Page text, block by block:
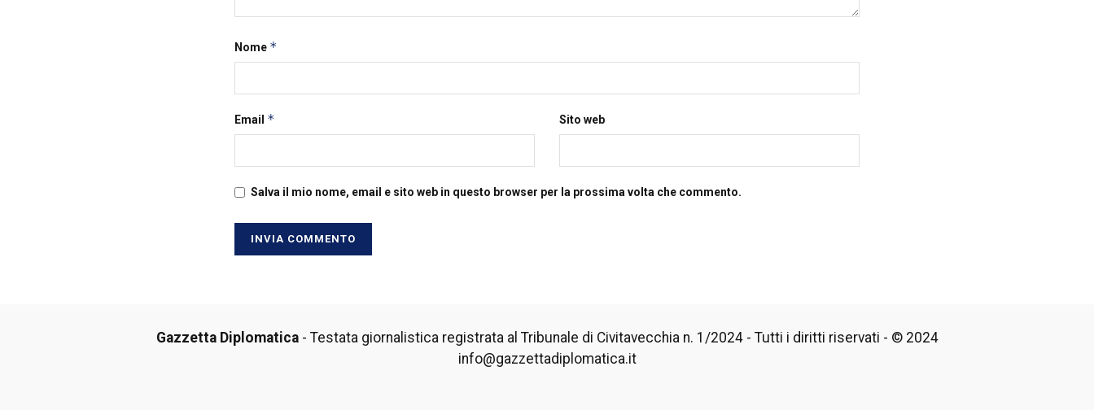
Nome *
Email * Sito web
Salva il mio nome, email e sito web in questo browser per la prossima volta che commento.
Gazzetta Diplomatica- Testata giornalistica registrata al Tribunale di Civitavecchia n. 1/2024 - Tutti i diritti riservati - © 2024
info@gazzettadiplomatica.it